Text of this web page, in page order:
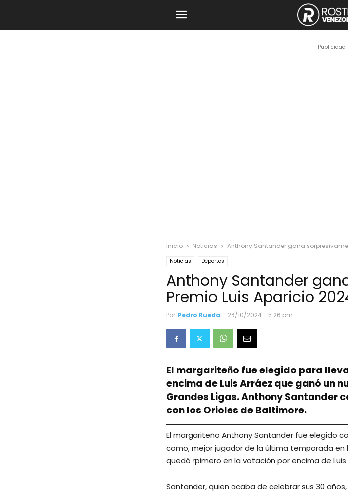
Publicidad
Inicio Noticias Anthony Santander gana
Noticias Deportes
Anthony Santander
Premio Luis Aparicio
Por Pedro Rueda - 26/10/2024 - 5:26 pm
El margariteño fue elegido para
encima de Luis Arráez que ganó un
Grandes Ligas. Anthony Santander
con los Orioles de Baltimore.
El margariteño Anthony Santander fue elegido
como, mejor jugador de la última temporada en
quedó rpimero en la votación por encima de Luis
Santander, quien acaba de celebrar sus 30